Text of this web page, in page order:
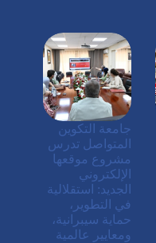
جامعة التكوين
المتواصل تدرس
مشروع موقعها
الإلكتروني
الجديد: استقلالية
في التطوير،
حماية سيبرانية،
ومعايير عالمية